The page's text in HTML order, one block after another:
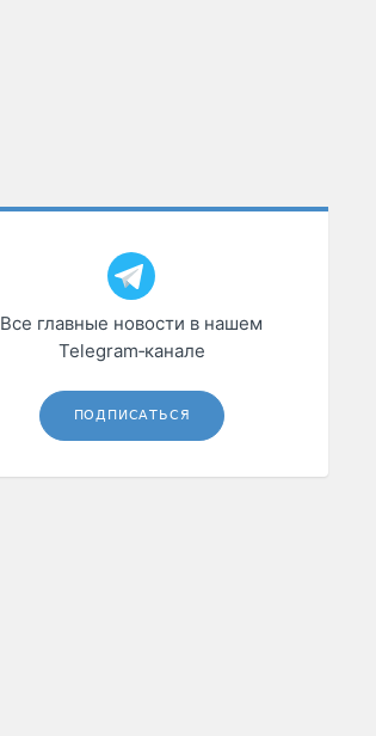
Все главные новости в нашем
Telegram‑канале
ПОДПИСАТЬСЯ